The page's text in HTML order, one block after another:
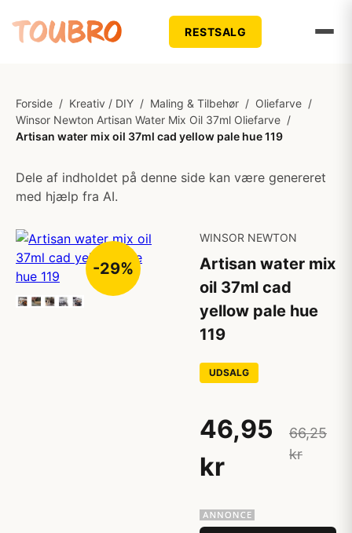
RESTSALG
Forside / Kreativ / DIY / Maling & Tilbehør / Oliefarve /
Winsor Newton Artisan Water Mix Oil 37ml Oliefarve /
Artisan water mix oil 37ml cad yellow pale hue 119
Dele af indholdet på denne side kan være genereret
med hjælp fra AI.
-29%
WINSOR NEWTON
Artisan water mix
oil 37ml cad
yellow pale hue
119
UDSALG
46,95
kr
66,25
kr